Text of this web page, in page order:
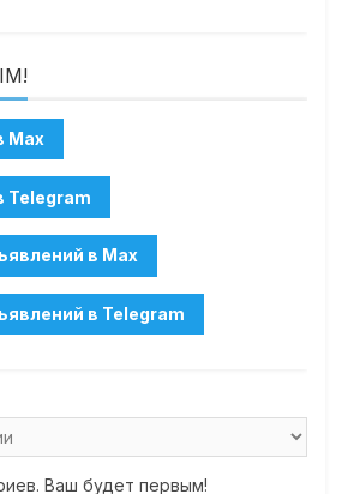
Ваш будет первым!